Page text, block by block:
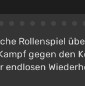
Rollenspiel
gegen den
endlosen